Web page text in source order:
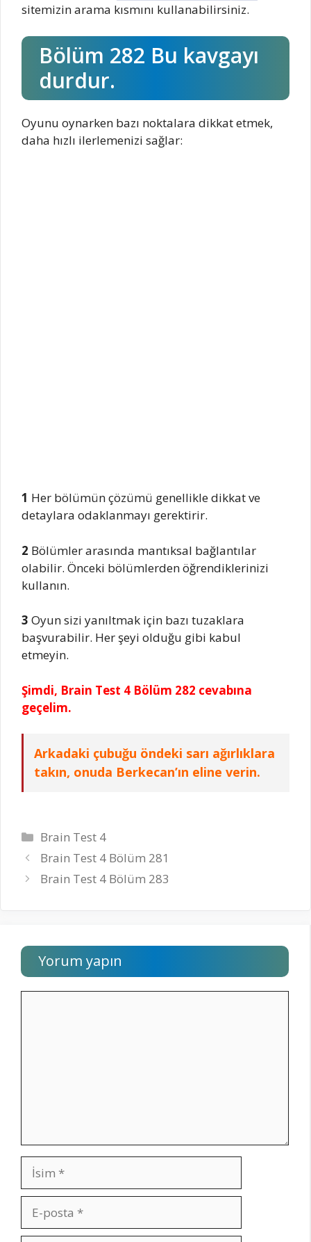
sitemizin arama kısmını kullanabilirsiniz.
Bölüm 282 Bu kavgayı
durdur.
Oyunu oynarken bazı noktalara dikkat etmek,
daha hızlı ilerlemenizi sağlar:
1 Her bölümün çözümü genellikle dikkat ve
detaylara odaklanmayı gerektirir.
2 Bölümler arasında mantıksal bağlantılar
olabilir. Önceki bölümlerden öğrendiklerinizi
kullanın.
3 Oyun sizi yanıltmak için bazı tuzaklara
başvurabilir. Her şeyi olduğu gibi kabul
etmeyin.
Şimdi, Brain Test 4 Bölüm 282 cevabına
geçelim.
Arkadaki çubuğu öndeki sarı ağırlıklara
takın, onuda Berkecan’ın eline verin.
Kategoriler
Brain Test 4
Brain Test 4 Bölüm 281
Brain Test 4 Bölüm 283
Yorum yapın
İsim
posta